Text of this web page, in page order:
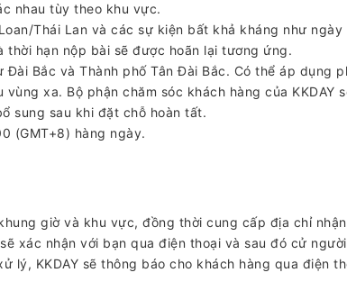
nhau tùy theo khu vực.
Thái Lan và các sự kiện bất khả kháng như ngày
hạn nộp bài sẽ được hoãn lại tương ứng.
Bắc và Thành phố Tân Đài Bắc. Có thể áp dụng
xa. Bộ phận chăm sóc khách hàng của KKDAY
sung sau khi đặt chỗ hoàn tất.
(GMT+8) hàng ngày.
giờ và khu vực, đồng thời cung cấp địa chỉ
xác nhận với bạn qua điện thoại và sau đó cử người
lý, KKDAY sẽ thông báo cho khách hàng qua điện